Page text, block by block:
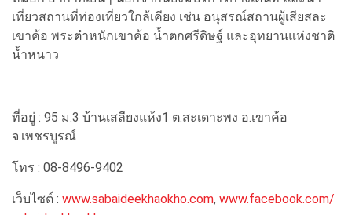
เที่ยวสถานที่ท่องเที่ยวใกล้เคียง เช่น อนุสรณ์สถานผู้เสียสละ
เขาค้อ พระตำหนักเขาค้อ น้ำตกศรีดิษฐ์ และอุทยานแห่งชาติ
น้ำหนาว
ที่อยู่ : 95 ม.3 บ้านเสลียงแห้ง1 ต.สะเดาะพง อ.เขาค้อ
จ.เพชรบูรณ์
โทร : 08-8496-9402
เว็บไซต์ : www.sabaideekhaokho.com, www.facebook.com/